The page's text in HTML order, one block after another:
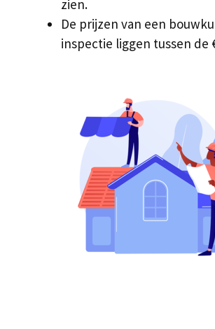
zien.
De prijzen van een
inspectie liggen tussen de